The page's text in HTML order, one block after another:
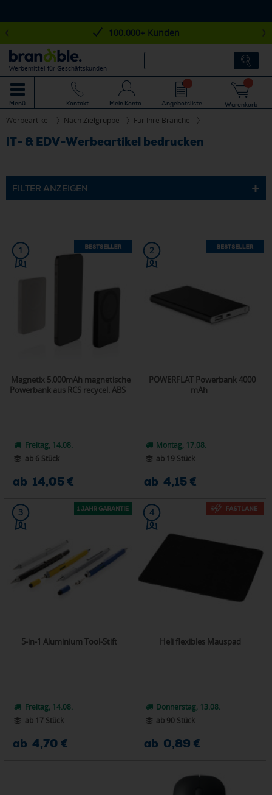
100.000+ Kunden
Werbemittel für Geschäftskunden
Menü Kontakt Mein Konto Angebotsliste Warenkorb
Werbeartikel Nach Zielgruppe Für Ihre Branche
IT- & EDV-Werbeartikel bedrucken
FILTER ANZEIGEN
1
Magnetix 5.000mAh magnetische
Powerbank aus RCS recycel. ABS
Freitag, 14.08.
ab 6 Stück
ab 14,05 €
2
POWERFLAT Powerbank 4000
mAh
Montag, 17.08.
ab 19 Stück
ab 4,15 €
3
5-in-1 Aluminium Tool-Stift
Freitag, 14.08.
ab 17 Stück
ab 4,70 €
4
Heli flexibles Mauspad
Donnerstag, 13.08.
ab 90 Stück
ab 0,89 €